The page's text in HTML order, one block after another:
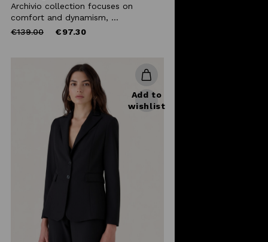
Archivio collection focuses on
comfort and dynamism, ...
Price
€139.00to €97.30
Add to
wishlist